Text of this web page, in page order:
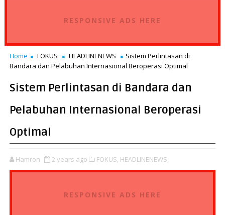
RESPONSIVE ADS HERE
Home FOKUS HEADLINENEWS
Sistem Perlintasan di
Bandara dan Pelabuhan Internasional Beroperasi Optimal
Sistem Perlintasan di Bandara dan
Pelabuhan Internasional Beroperasi
Optimal
Hamron 2 years ago FOKUS, HEADLINENEWS,
RESPONSIVE ADS HERE